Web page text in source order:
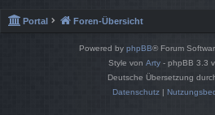
Portal Foren-Übersicht
Powered by phpBB® Forum
Style von Arty - phpBB 3.3
Deutsche Übersetzung
Datenschutz|